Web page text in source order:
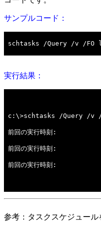
サンプルコード：
実行結果：
参考：タスクスケジュー